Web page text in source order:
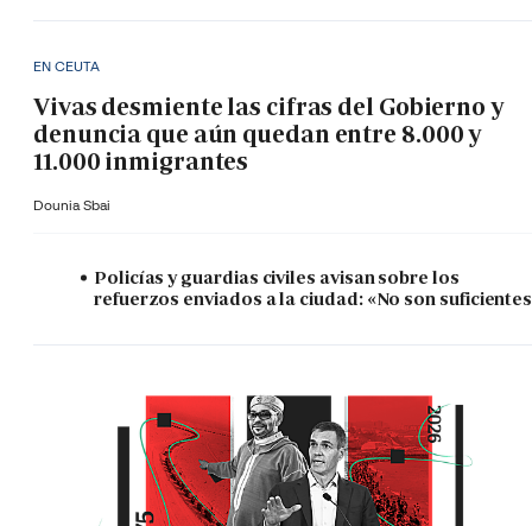
EN CEUTA
Vivas desmiente las cifras del Gobierno y
denuncia que aún quedan entre 8.000 y
11.000 inmigrantes
Dounia Sbai
Policías y guardias civiles avisan sobre los
refuerzos enviados a la ciudad: «No son